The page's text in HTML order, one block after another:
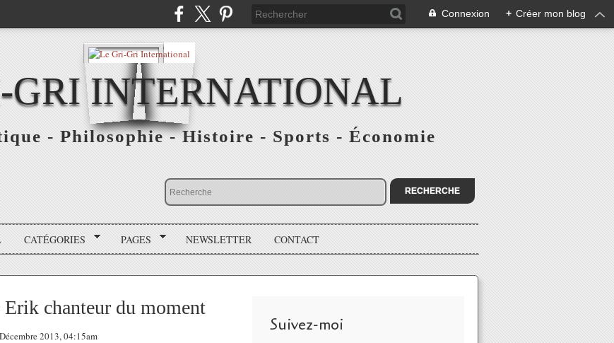
Connexion + Créer mon blog
GRI INTERNATIONAL
- Philosophie - Histoire - Sports - Économie
CATÉGORIES PAGES NEWSLETTER CONTACT
chanteur du moment
2013, 04:15am
Suivez-moi